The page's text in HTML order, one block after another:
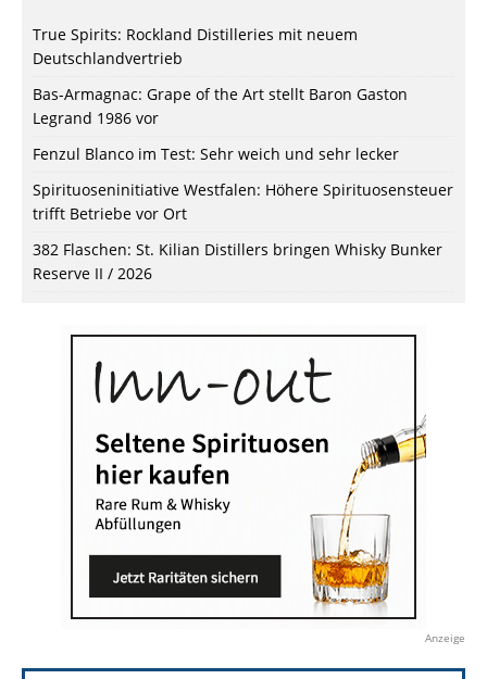
True Spirits: Rockland Distilleries mit neuem
Deutschlandvertrieb
Bas-Armagnac: Grape of the Art stellt Baron Gaston
Legrand 1986 vor
Fenzul Blanco im Test: Sehr weich und sehr lecker
Spirituoseninitiative Westfalen: Höhere Spirituosensteuer
trifft Betriebe vor Ort
382 Flaschen: St. Kilian Distillers bringen Whisky Bunker
Reserve II / 2026
Anzeige